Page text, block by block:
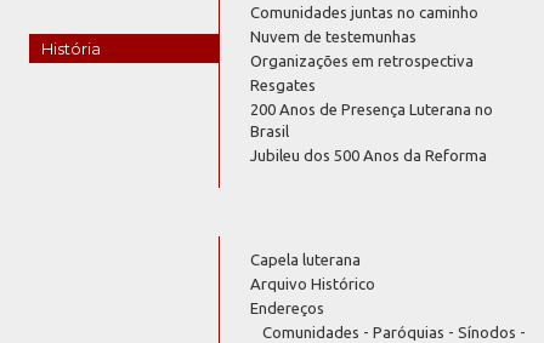
História
Comunidades juntas no caminho
Nuvem de testemunhas
Organizações em retrospectiva
Resgates
200 Anos de Presença Luterana no
Brasil
Jubileu dos 500 Anos da Reforma
Capela luterana
Arquivo Histórico
Endereços
Comunidades - Paróquias - Sínodos -